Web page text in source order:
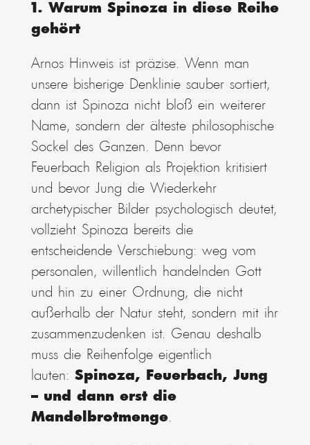
1. Warum Spinoza in diese Reihe
gehört
Arnos Hinweis ist präzise. Wenn man
unsere bisherige Denklinie sauber sortiert,
dann ist Spinoza nicht bloß ein weiterer
Name, sondern der älteste philosophische
Sockel des Ganzen. Denn bevor
Feuerbach Religion als Projektion kritisiert
und bevor Jung die Wiederkehr
archetypischer Bilder psychologisch deutet,
vollzieht Spinoza bereits die
entscheidende Verschiebung: weg vom
personalen, willentlich handelnden Gott
und hin zu einer Ordnung, die nicht
außerhalb der Natur steht, sondern mit ihr
zusammenzudenken ist. Genau deshalb
muss die Reihenfolge eigentlich
lauten: Spinoza, Feuerbach, Jung
– und dann erst die
Mandelbrotmenge.